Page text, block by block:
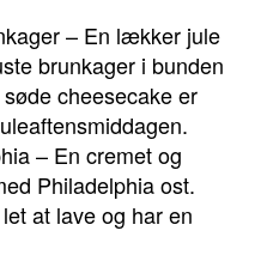
– En lækker jule
brunkager i bunden
cheesecake er
– En cremet og
Philadelphia ost.
at lave og har en